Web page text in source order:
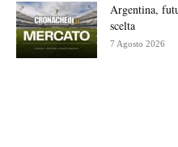
Argentina,
scelta
7 Agosto 2026